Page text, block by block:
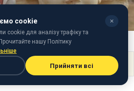
cookie ✕
cookie для аналізу трафіку та
нашу Політику
Прийняти всі